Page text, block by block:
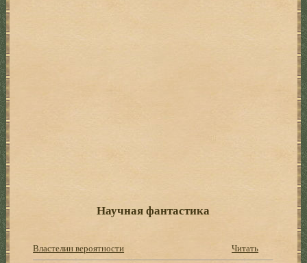
Научная фантастика
Властелин вероятности
Читать